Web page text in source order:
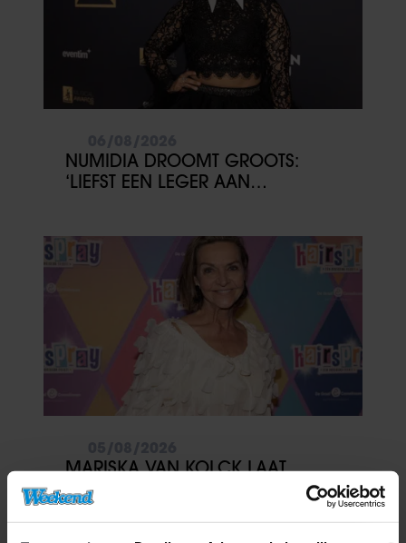
NUMIDIA DROOMT GROOTS:
‘LIEFST EEN LEGER AAN
MARISKA VAN KOLCK LAAT
BLOKKADE LOS: ‘IK STA WEER
OPEN’